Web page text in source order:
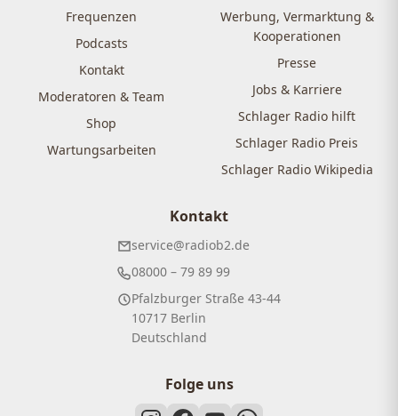
Frequenzen
Podcasts
Kontakt
Moderatoren & Team
Shop
Wartungsarbeiten
Werbung, Vermarktung &
Kooperationen
Presse
Jobs & Karriere
Schlager Radio hilft
Schlager Radio Preis
Schlager Radio Wikipedia
Kontakt
service@radiob2.de
08000 – 79 89 99
Pfalzburger Straße 43-44
10717 Berlin
Deutschland
Folge uns